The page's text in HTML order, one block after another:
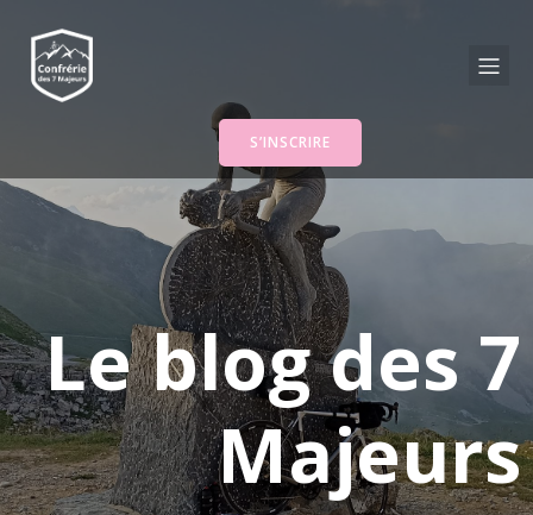
S’INSCRIRE
Le blog des 7
Majeurs